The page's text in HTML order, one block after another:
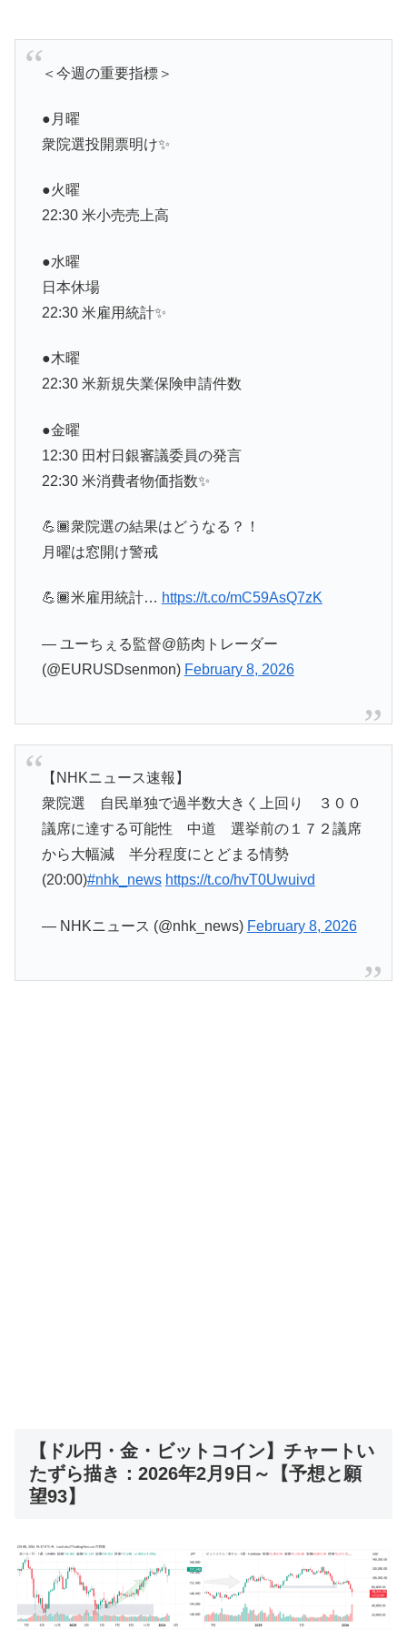
＜今週の重要指標＞
●月曜
衆院選投開票明け✨
●火曜
22:30 米小売売上高
●水曜
日本休場
22:30 米雇用統計✨
●木曜
22:30 米新規失業保険申請件数
●金曜
12:30 田村日銀審議委員の発言
22:30 米消費者物価指数✨
💪🏾衆院選の結果はどうなる？！
月曜は窓開け警戒
💪🏾米雇用統計… https://t.co/mC59AsQ7zK
— ユーちぇる監督@筋肉トレーダー
(@EURUSDsenmon) February 8, 2026
【NHKニュース速報】
衆院選 自民単独で過半数大きく上回り ３００
議席に達する可能性 中道 選挙前の１７２議席
から大幅減 半分程度にとどまる情勢
(20:00)#nhk_news https://t.co/hvT0Uwuivd
— NHKニュース (@nhk_news) February 8, 2026
【ドル円・金・ビットコイン】チャートい
たずら描き：2026年2月9日～【予想と願
望93】